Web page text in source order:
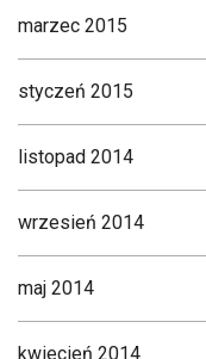
marzec 2015
styczeń 2015
listopad 2014
wrzesień 2014
maj 2014
kwiecień 2014